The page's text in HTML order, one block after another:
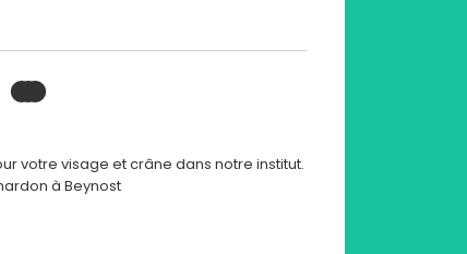
votre visage et crâne dans notre institut.
à Beynost